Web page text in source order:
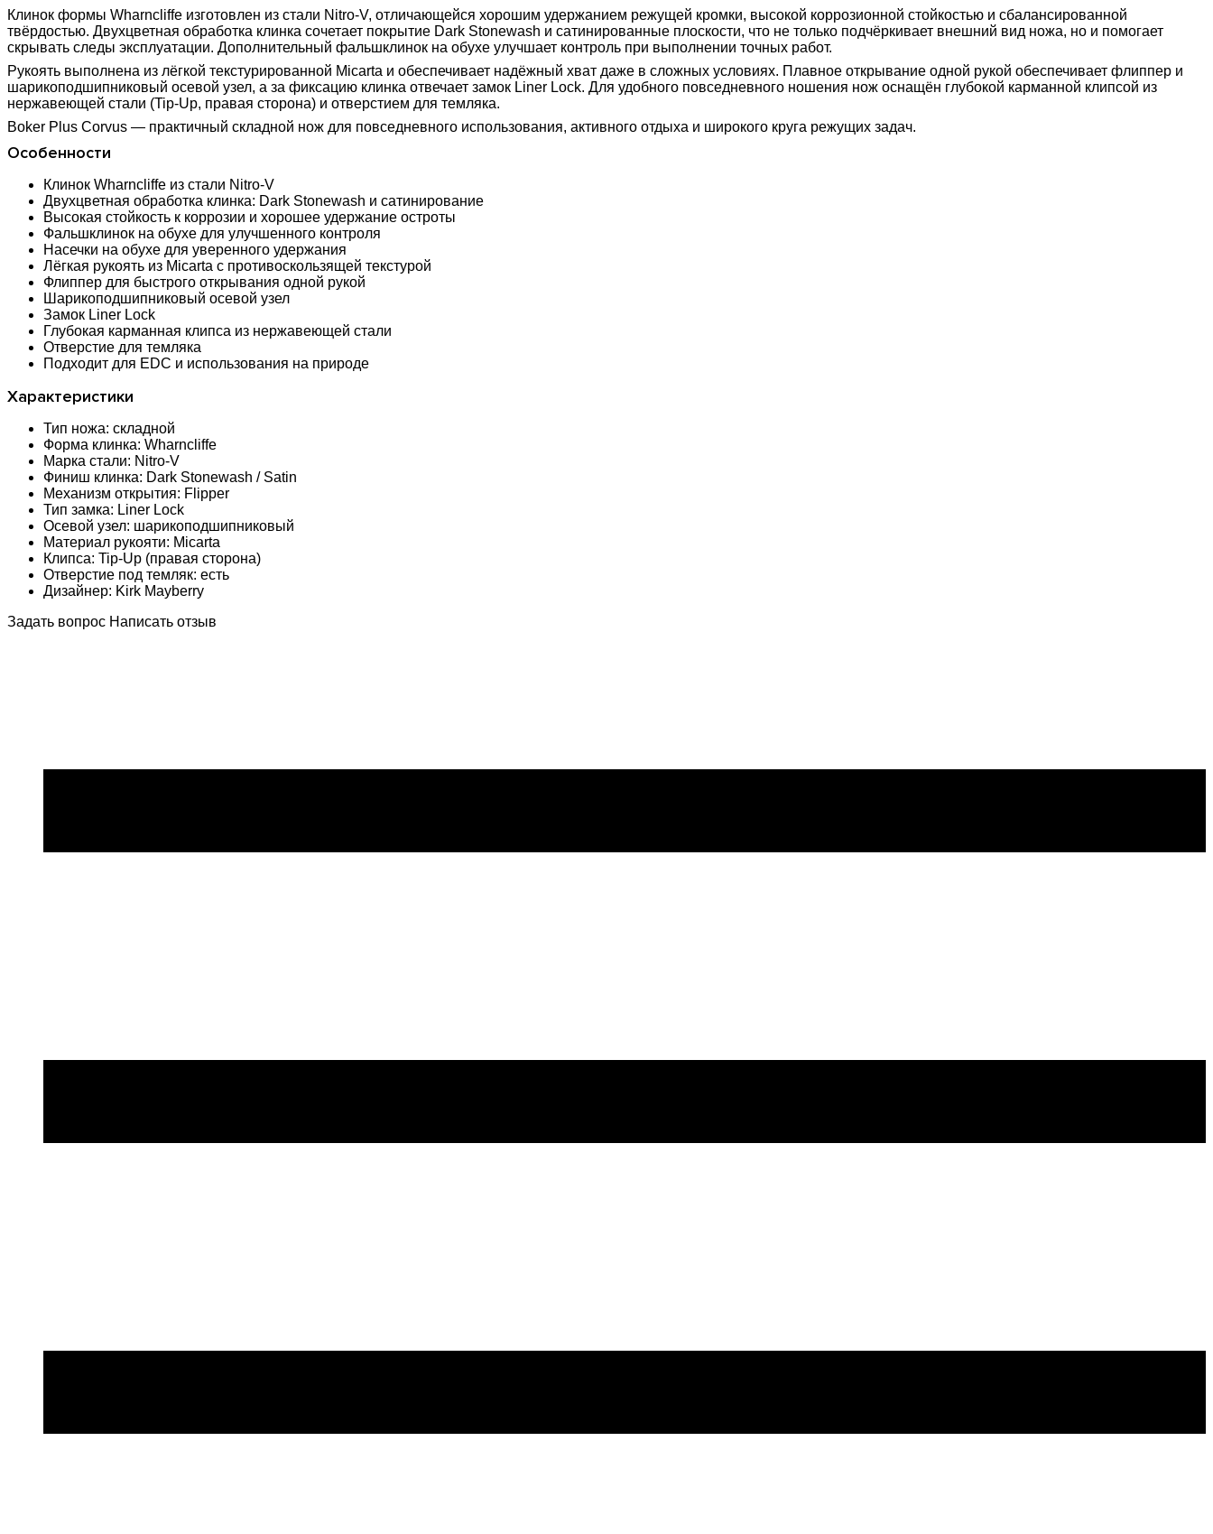
Клинок формы Wharncliffe изготовлен из стали Nitro-V, отличающейся хорошим удержанием режущей кромки, высокой коррозионной стойкостью и сбалансированной
твёрдостью. Двухцветная обработка клинка сочетает покрытие Dark Stonewash и сатинированные плоскости, что не только подчёркивает внешний вид ножа, но и помогает
скрывать следы эксплуатации. Дополнительный фальшклинок на обухе улучшает контроль при выполнении точных работ.
Рукоять выполнена из лёгкой текстурированной Micarta и обеспечивает надёжный хват даже в сложных условиях. Плавное открывание одной рукой обеспечивает флиппер и
шарикоподшипниковый осевой узел, а за фиксацию клинка отвечает замок Liner Lock. Для удобного повседневного ношения нож оснащён глубокой карманной клипсой из
нержавеющей стали (Tip-Up, правая сторона) и отверстием для темляка.
Boker Plus Corvus — практичный складной нож для повседневного использования, активного отдыха и широкого круга режущих задач.
Особенности
Клинок Wharncliffe из стали Nitro-V
Двухцветная обработка клинка: Dark Stonewash и сатинирование
Высокая стойкость к коррозии и хорошее удержание остроты
Фальшклинок на обухе для улучшенного контроля
Насечки на обухе для уверенного удержания
Лёгкая рукоять из Micarta с противоскользящей текстурой
Флиппер для быстрого открывания одной рукой
Шарикоподшипниковый осевой узел
Замок Liner Lock
Глубокая карманная клипса из нержавеющей стали
Отверстие для темляка
Подходит для EDC и использования на природе
Характеристики
Тип ножа: складной
Форма клинка: Wharncliffe
Марка стали: Nitro-V
Финиш клинка: Dark Stonewash / Satin
Механизм открытия: Flipper
Тип замка: Liner Lock
Осевой узел: шарикоподшипниковый
Материал рукояти: Micarta
Клипса: Tip-Up (правая сторона)
Отверстие под темляк: есть
Дизайнер: Kirk Mayberry
Задать вопрос Написать отзыв